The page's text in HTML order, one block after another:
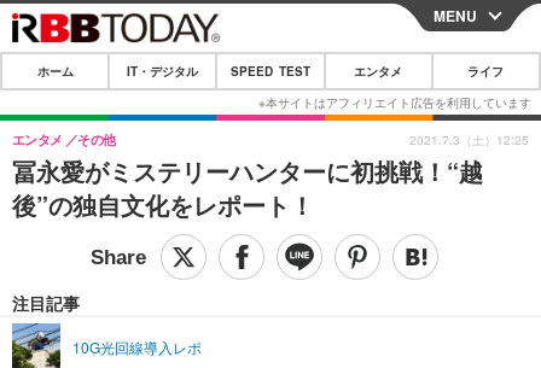
CLOSE
ホーム
IT・デジタル
IT・デジタルTOP スマートフォン
ショッピング その他
SPEED TEST
エンタメTOP 映画・ドラマ
ライフTOP
リリース一覧
MENU
ホーム IT・デジタル SPEED TEST エンタメ ライフ
冨永愛がミステリーハンターに初挑戦！“越
後”の独自文化をレポート！
エンタメ その他
注目記事
10G光回線導入レポ
2021.7.3（土）12:25